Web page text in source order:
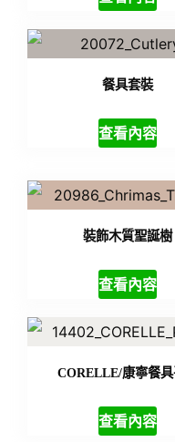
餐具套裝
查看內容
裝飾木質聖誕樹
查看內容
CORELLE/康寧餐
查看內容